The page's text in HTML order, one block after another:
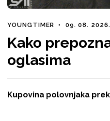
YOUNGTIMER • 09. 08. 2026.
Kako
oglasima
Kupovina polovnjaka